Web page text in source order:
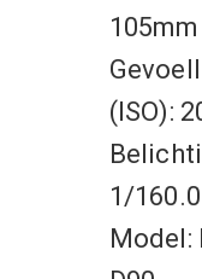
105mm
(ISO):
1/
Model: